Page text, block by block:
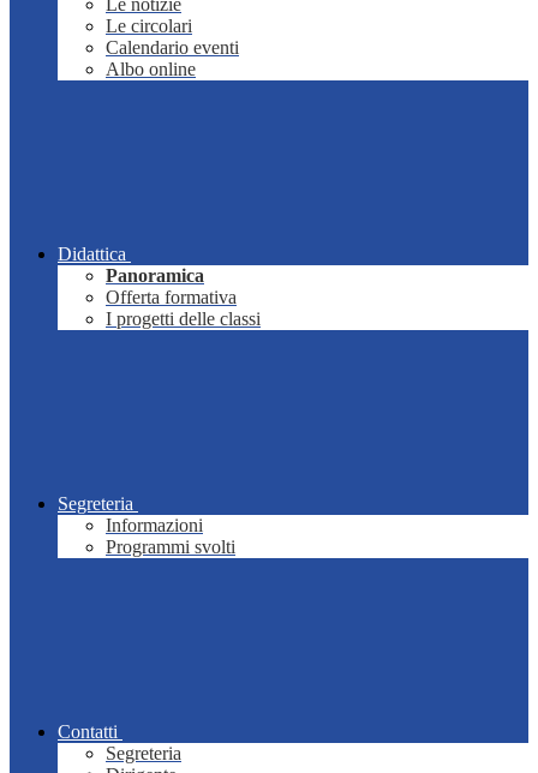
Le notizie
Le circolari
Calendario eventi
Albo online
Didattica
Panoramica
Offerta formativa
I progetti delle classi
Segreteria
Informazioni
Programmi svolti
Contatti
Segreteria